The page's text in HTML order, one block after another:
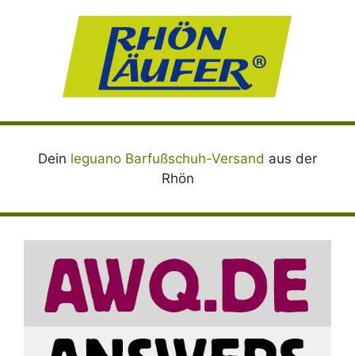
Dein leguano Barfußschuh-Versand aus der
Rhön